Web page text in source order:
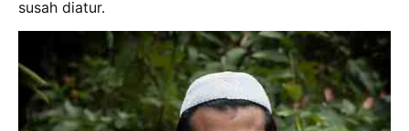
susah diatur.